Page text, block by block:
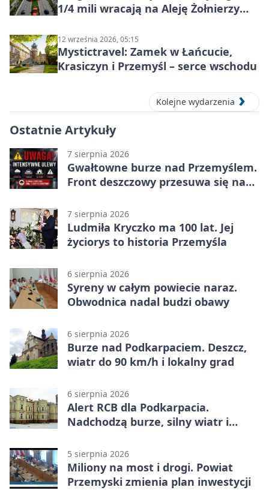
1/4 mili wracają na Aleję Żołnierzy
12 września 2026, 05:15
Mystictravel: Zamek w Łańcucie,
Krasiczyn i Przemyśl – serce wschodu
Kolejne wydarzenia
Ostatnie Artykuły
7 sierpnia 2026
Gwałtowne burze nad Przemyślem.
Front deszczowy przesuwa się na
7 sierpnia 2026
Ludmiła Kryczko ma 100 lat. Jej
życiorys to historia Przemyśla
6 sierpnia 2026
Syreny w całym powiecie naraz.
Obwodnica nadal budzi obawy
6 sierpnia 2026
Burze nad Podkarpaciem. Deszcz,
wiatr do 90 km/h i lokalny grad
6 sierpnia 2026
Alert RCB dla Podkarpacia.
Nadchodzą burze, silny wiatr i
5 sierpnia 2026
Miliony na most i drogi. Powiat
Przemyski zmienia plan inwestycji